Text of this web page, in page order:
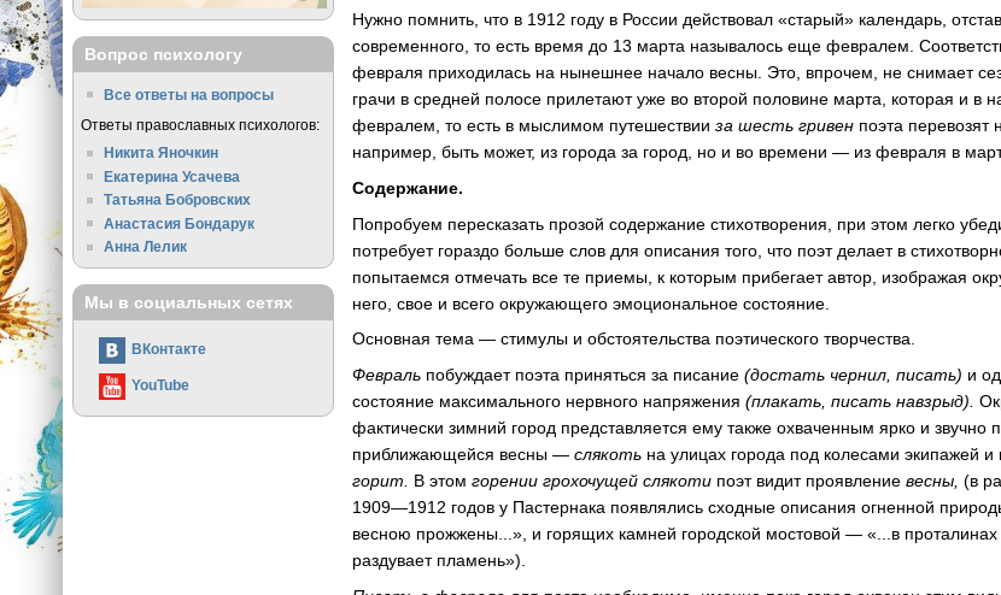
Нужно помнить, что в 1912 году в России действовал «старый» календарь,
современного, то есть время до 13 марта называлось еще февралем.
февраля приходилась на нынешнее начало весны. Это, впрочем, не снимает
грачи в средней полосе прилетают уже во второй половине марта, которая и в
февралем, то есть в мыслимом путешествииза шесть гривен поэта перевозят
например, быть может, из города за город, но и во времени — из февраля в
Содержание.
Попробуем пересказать прозой содержание стихотворения, при этом легко
потребует гораздо больше слов для описания того, что поэт делает в
попытаемся отмечать все те приемы, к которым прибегает автор, изображая
него, свое и всего окружающего эмоциональное состояние.
Основная тема — стимулы и обстоятельства поэтического творчества.
Февраль побуждает поэта приняться за писание(достать чернил, писать) и
состояние максимального нервного напряжения(плакать, писать навзрыд).
фактически зимний город представляется ему также охваченным ярко и
приближающейся весны —слякоть на улицах города под колесами экипажей
горит.
В этомгорении грохочущей слякоти поэт видит проявлениевесны, (в
1909—1912 годов у Пастернака появлялись сходные описания огненной
весною прожжены...», и горящих камней городской мостовой — «...в
раздувает пламень»).
Вопрос психологу
Все ответы на вопросы
Ответы православных психологов:
Никита Яночкин
Екатерина Усачева
Татьяна Бобровских
Анастасия Бондарук
Анна Лелик
Мы в социальных сетях
ВКонтакте
YouTube